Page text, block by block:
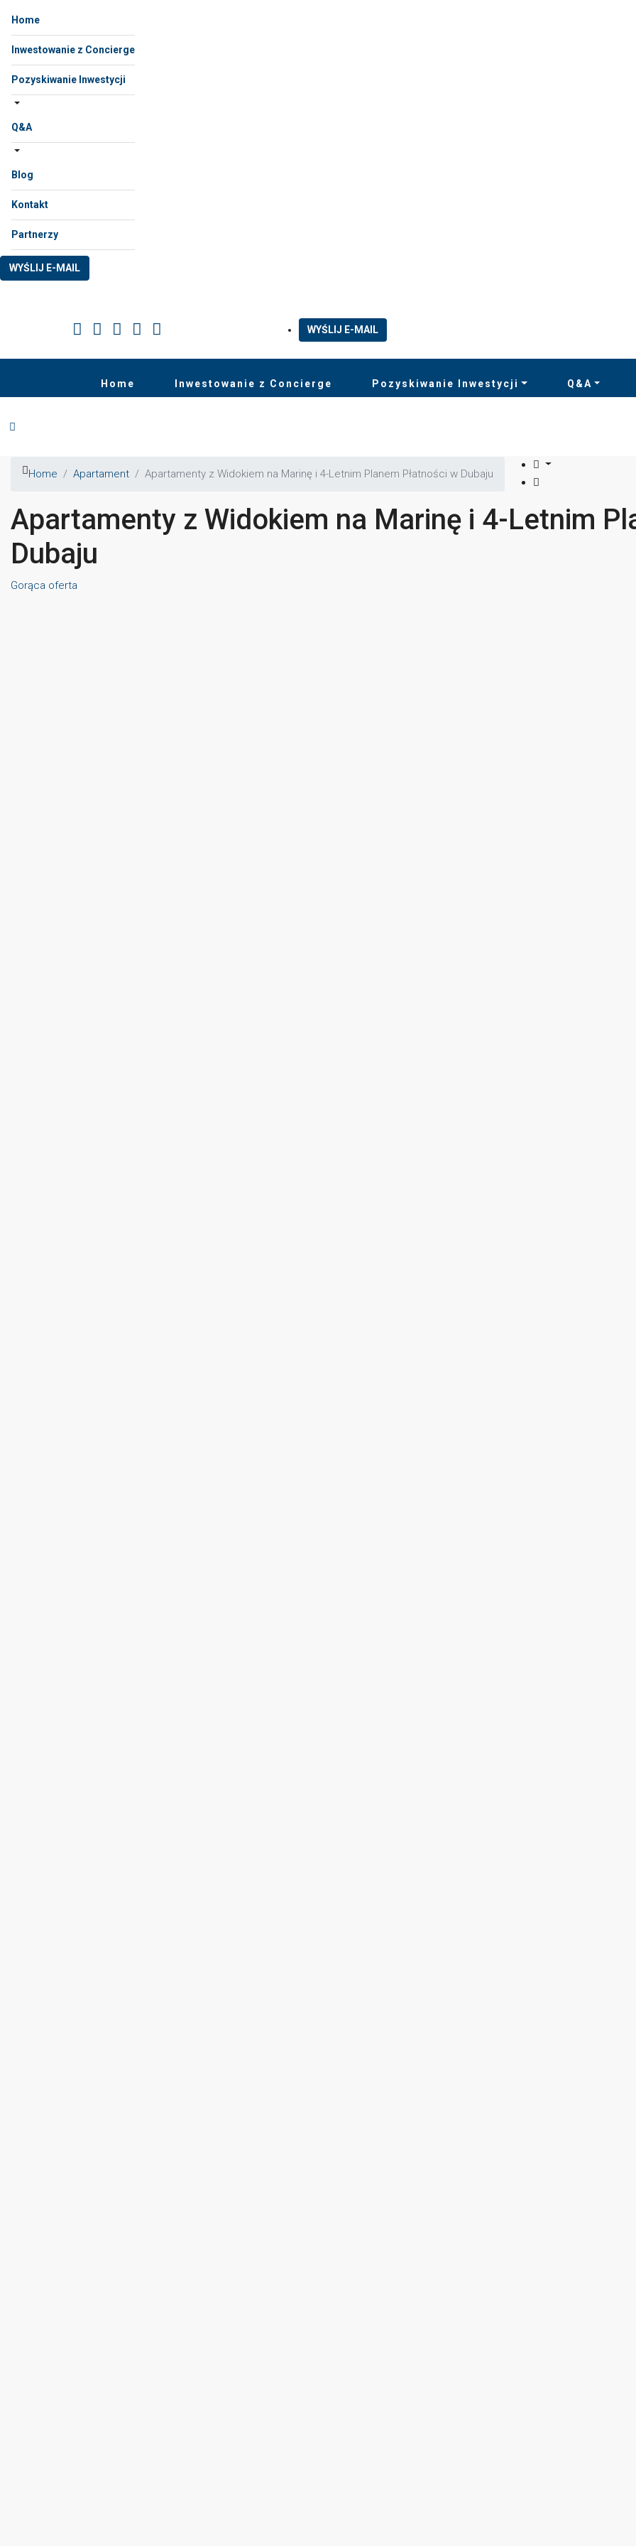
Home
Inwestowanie z Concierge
Pozyskiwanie Inwestycji
Q&A
Blog
Kontakt
Partnerzy
WYŚLIJ E-MAIL
WYŚLIJ E-MAIL
Home Inwestowanie z Concierge Pozyskiwanie Inwestycji Q&A
Home Apartament Apartamenty z Widokiem na Marinę i 4-Letnim Planem Płatności w Dubaju
Apartamenty z Widokiem na Marinę i 4-Letnim
Dubaju
Gorąca oferta